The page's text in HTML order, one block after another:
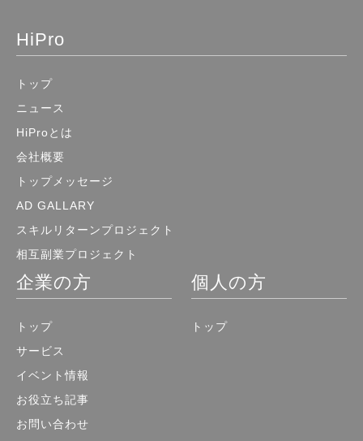
HiPro
トップ
ニュース
HiProとは
会社概要
トップメッセージ
AD GALLARY
スキルリターンプロジェクト
相互副業プロジェクト
企業の方
トップ
サービス
イベント情報
お役立ち記事
お問い合わせ
個人の方
トップ